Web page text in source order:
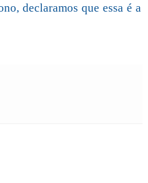
declaramos que essa é a